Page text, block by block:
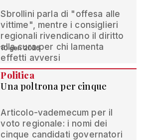
Sbrollini parla di "offesa alle
vittime", mentre i consiglieri
regionali rivendicano il diritto
alla cura per chi lamenta
effetti avversi
10 gen 2026
Politica
Una poltrona per cinque
Articolo-vademecum per il
voto regionale: i nomi dei
cinque candidati governatori